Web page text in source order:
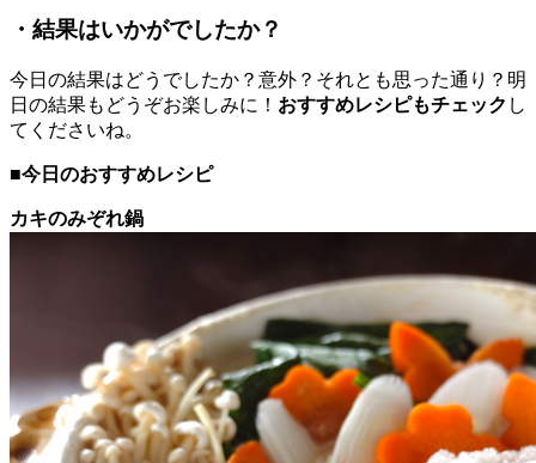
・結果はいかがでしたか？
今日の結果はどうでしたか？意外？それとも思った通り？明
日の結果もどうぞお楽しみに！ おすすめレシピもチェック し
てくださいね。
■今日のおすすめレシピ
カキのみぞれ鍋